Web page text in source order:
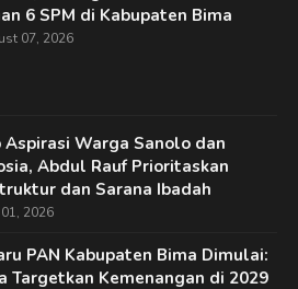
6 SPM di Kabupaten Bima
07, 2026
Aspirasi Warga Sanolo dan
Abdul Rauf Prioritaskan
dan Sarana Ibadah
01, 2026
PAN Kabupaten Bima Dimulai:
Targetkan Kemenangan di 2029